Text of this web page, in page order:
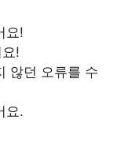
요!
!
않던 오류를 수
요.